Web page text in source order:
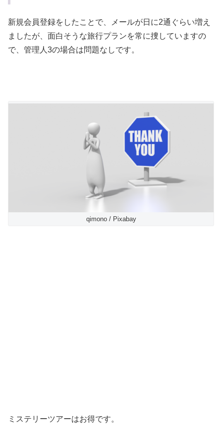
新規会員登録をしたことで、メールが日に2通ぐらい増え
ましたが、面白そうな旅行プランを常に捜していますの
で、管理人3の場合は問題なしです。
qimono / Pixabay
ミステリーツアーはお得です。